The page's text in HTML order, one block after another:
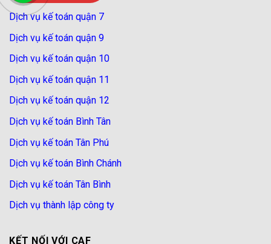
Dịch vụ kế toán quận 7
Dịch vụ kế toán quận 9
Dịch vụ kế toán quận 10
Dịch vụ kế toán quận 11
Dịch vụ kế toán quận 12
Dịch vụ kế toán Bình Tân
Dịch vụ kế toán Tân Phú
Dịch vụ kế toán Bình Chánh
Dịch vụ kế toán Tân Bình
Dịch vụ thành lập công ty
KẾT NỐI VỚI CAF